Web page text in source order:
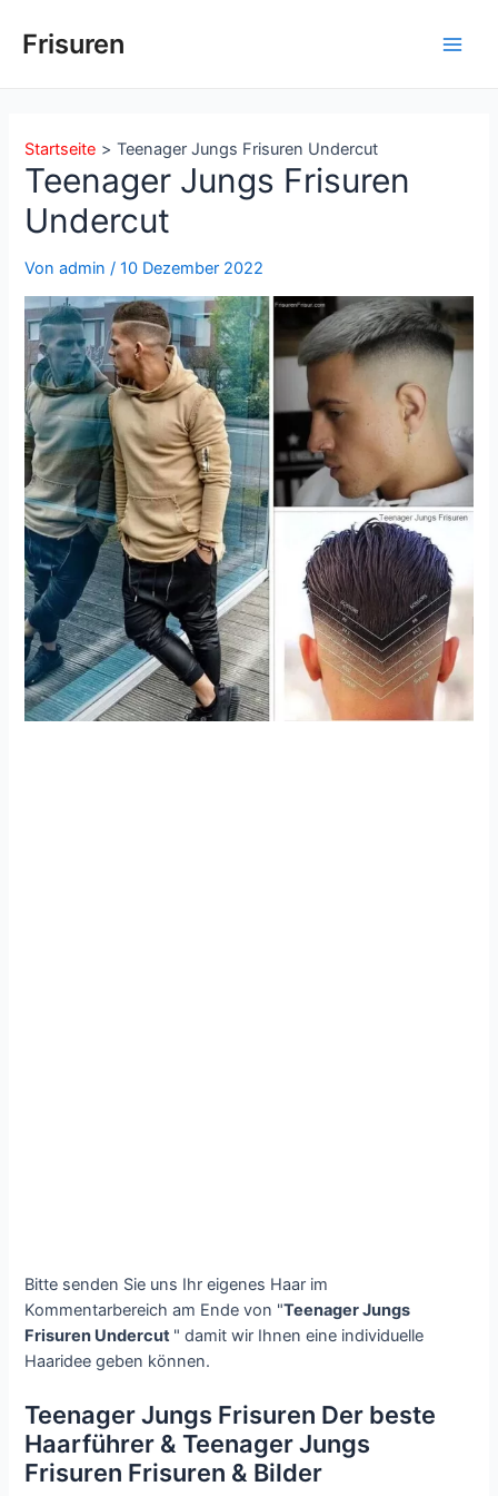
InhaltFrisuren
Startseite Teenager Jungs Frisuren Undercut
Teenager Jungs Frisuren
Undercut
Vonadmin/10 Dezember 2022
Bitte senden Sie uns Ihr eigenes Haar im
Kommentarbereich am Ende von "Teenager Jungs
Frisuren Undercut " damit wir Ihnen eine individuelle
Haaridee geben können.
Teenager Jungs Frisuren Der beste
Haarführer & Teenager Jungs
Frisuren Frisuren & Bilder